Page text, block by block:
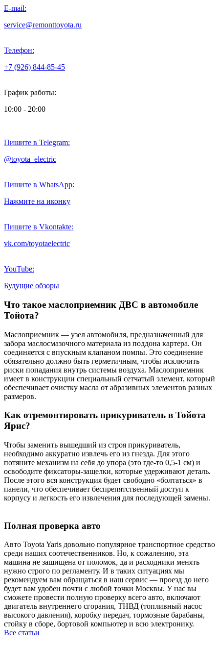
E-mail:
service@remonttoyota.ru
Телефон:
+7 (926) 844-85-45
График работы:
10:00 - 20:00
Пишите в Telegram:
@toyota_electric
Пишите в WhatsApp:
Нажмите на иконку
Пишите в Vkontakte:
vk.com/toyotaelectric
YouTube:
Будущие обзоры
Что такое маслоприемник ДВС в автомобиле
Тойота?
Маслоприемник — узел автомобиля, предназначенный для
забора маслосмазочного материала из поддона картера. Он
соединяется с впускным клапаном помпы. Это соединение
обязательно должно быть герметичным, чтобы исключить
риски попадания внутрь системы воздуха. Маслоприемник
имеет в конструкции специальный сетчатый элемент, который
обеспечивает очистку масла от абразивных элементов разных
размеров.
Как отремонтировать прикуриватель в Тойота
Ярис?
Чтобы заменить вышедший из строя прикуриватель,
необходимо аккуратно извлечь его из гнезда. Для этого
потяните механизм на себя до упора (это где-то 0,5-1 см) и
освободите фиксаторы-защелки, которые удерживают деталь.
После этого вся конструкция будет свободно «болтаться» в
панели, что обеспечивает беспрепятственный доступ к
корпусу и легкость его извлечения для последующей замены.
Полная проверка авто
Авто Toyota Yaris довольно популярное транспортное средство
среди наших соотечественников. Но, к сожалению, эта
машина не защищена от поломок, да и расходники менять
нужно строго по регламенту. И в таких ситуациях мы
рекомендуем вам обращаться в наш сервис — проезд до него
будет вам удобен почти с любой точки Москвы. У нас вы
сможете провести полную проверку всего авто, включают
двигатель внутреннего сгорания, ТНВД (топливный насос
высокого давления), коробку передач, тормозные барабаны,
стойку в сборе, бортовой компьютер и всю электронику.
Все статьи